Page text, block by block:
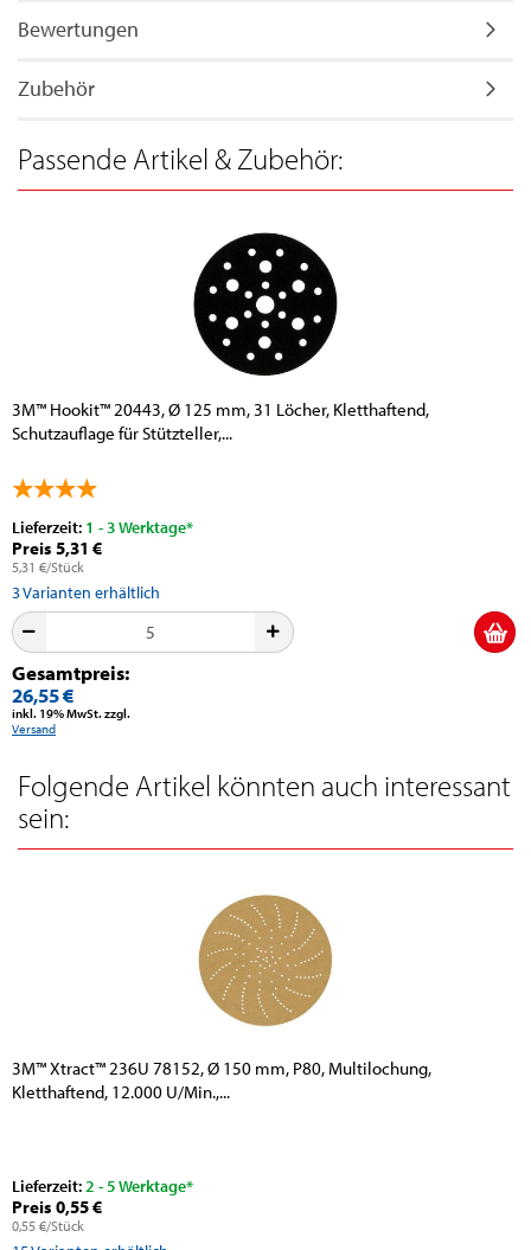
Bewertungen
Zubehör
Passende Artikel & Zubehör:
3M™ Hookit™ 20443, Ø 125 mm, 31 Löcher, Kletthaftend,
Schutzauflage für Stützteller,...
Lieferzeit: 1 - 3 Werktage*
Preis 5,31 €
5,31 €/Stück
3Varianten erhältlich
Gesamtpreis:
26,55 €
inkl. 19% MwSt. zzgl.
Versand
Folgende Artikel könnten auch interessant
sein:
3M™ Xtract™ 236U 78152, Ø 150 mm, P80, Multilochung,
Kletthaftend, 12.000 U/Min.,...
Lieferzeit: 2 - 5 Werktage*
Preis 0,55 €
0,55 €/Stück